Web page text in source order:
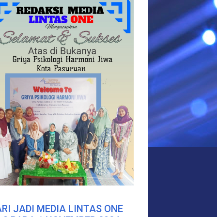
JADI MEDIA LINTAS ONE